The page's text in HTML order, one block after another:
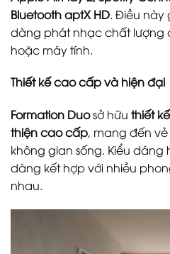
Bluetooth aptX HD. Điều này
dàng phát nhạc chất lượng
hoặc máy tính.
Thiết kế cao cấp và hiện đại
Formation Duosở hữu thiết
thiện cao cấp, mang đến
không gian sống. Kiểu dáng
dàng kết hợp với nhiều
nhau.